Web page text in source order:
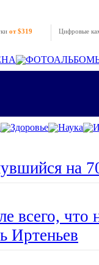
от $319 Цифровые
Здоровье Наука
на
всего, что
Иртеньев